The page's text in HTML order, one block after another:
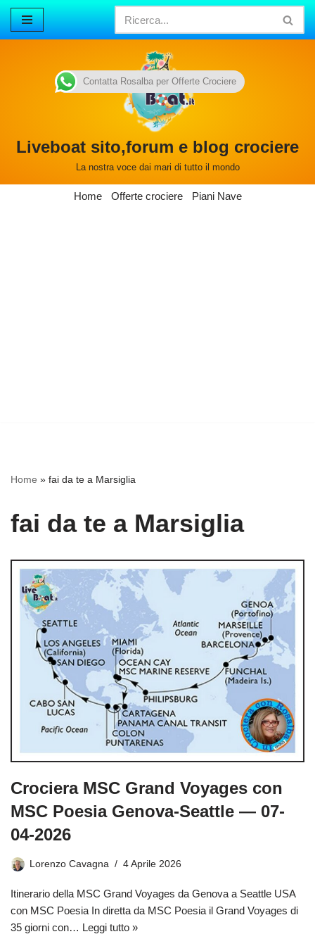
Vai
Liveboat sito,forum e blog crociere
La nostra voce dai mari di tutto il mondo
Home Offerte crociere Piani Nave
Home » fai da te a Marsiglia
fai da te a Marsiglia
Crociera MSC Grand Voyages con
MSC Poesia Genova-Seattle — 07-
04-2026
Lorenzo Cavagna 4 Aprile 2026
Itinerario della MSC Grand Voyages da Genova a Seattle USA
con MSC Poesia In diretta da MSC Poesia il Grand Voyages di
35 giorni con… Leggi tutto »
Contatta Rosalba per Offerte Crociere